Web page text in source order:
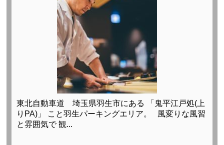
東北自動車道 埼玉県羽生市にある 「鬼平江戸処(上
りPA)」 こと羽生パーキングエリア。 風変りな風習
と雰囲気で 観...